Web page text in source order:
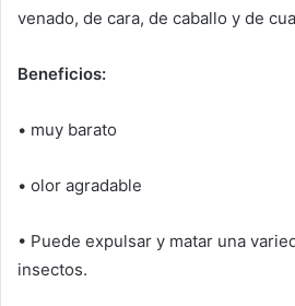
venado, de cara, de caballo y de
Beneficios:
• muy barato
• olor agradable
• Puede expulsar y matar una
insectos.